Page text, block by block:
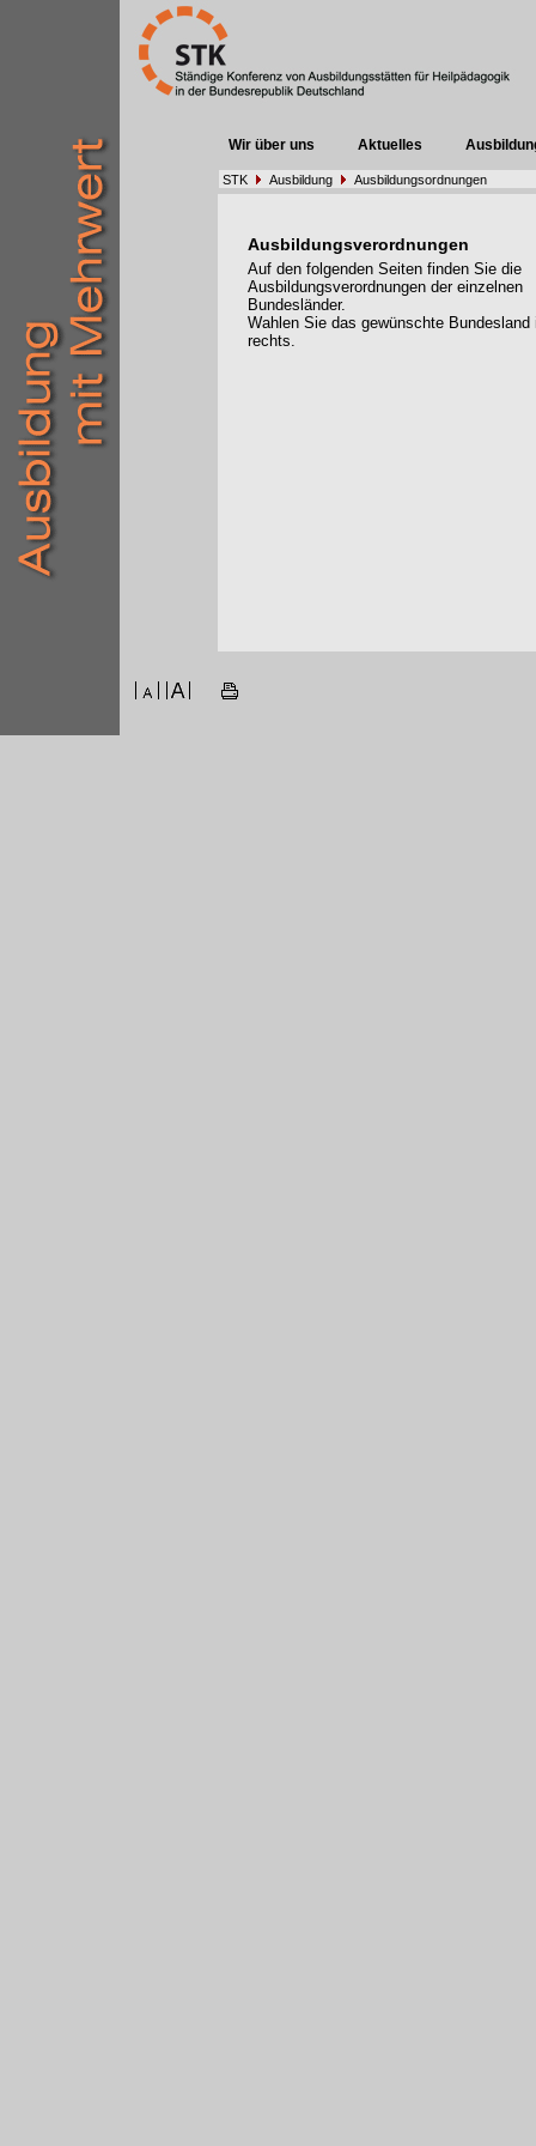
Wir über uns Aktuelles
STK Ausbildung Ausbildungsordnungen
Ausbildungsverordnungen
Auf den folgenden Seiten finden Sie die
Ausbildungsverordnungen der einzelnen
Bundesländer.
Wahlen Sie das gewünschte Bundesland
rechts.